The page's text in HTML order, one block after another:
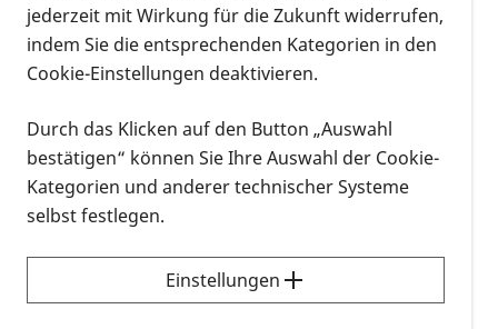
Unser Leitungsteam der Regionalgruppe Koblenz
sucht engagierte und ehrenamtliche Unterstützung
in der Öffentlichkeitsarbeit! Haben Sie Lust daran,
PRO RETINAs bundesweites Netzwerk weiter
auszubauen, bei Infoständen mitzumachen, unsere
Anliegen in die Öffentlichkeit zu tragen oder sich
vielleicht sogar in einem Behindertenbeirat
einzubringen? Dann sind Sie bei uns genau richtig.
Möglichen Aufgaben:
jederzeit mit Wirkung für die Zukunft widerrufen,
indem Sie die entsprechenden Kategorien in den
Cookie-Einstellungen deaktivieren.
Durch das Klicken auf den Button „Auswahl
bestätigen“ können Sie Ihre Auswahl der Cookie-
Kategorien und anderer technischer Systeme
selbst festlegen.
Einstellungen